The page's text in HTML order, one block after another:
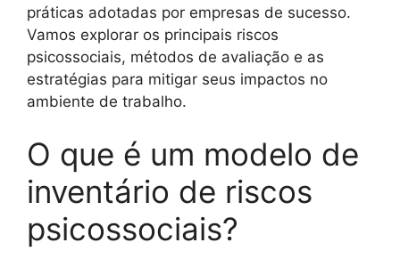
práticas adotadas por empresas de sucesso.
Vamos explorar os principais riscos
psicossociais, métodos de avaliação e as
estratégias para mitigar seus impactos no
ambiente de trabalho.
O que é um modelo de
inventário de riscos
psicossociais?